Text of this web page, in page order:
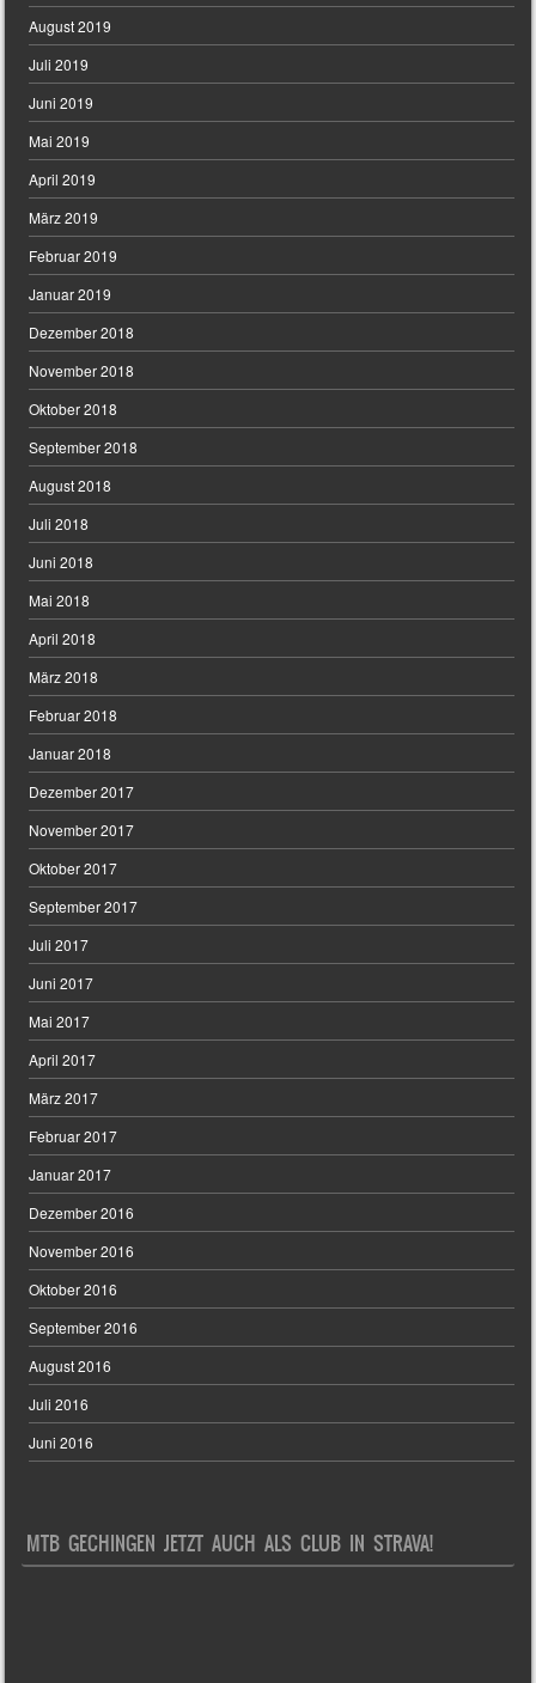
August 2019
Juli 2019
Juni 2019
Mai 2019
April 2019
März 2019
Februar 2019
Januar 2019
Dezember 2018
November 2018
Oktober 2018
September 2018
August 2018
Juli 2018
Juni 2018
Mai 2018
April 2018
März 2018
Februar 2018
Januar 2018
Dezember 2017
November 2017
Oktober 2017
September 2017
Juli 2017
Juni 2017
Mai 2017
April 2017
März 2017
Februar 2017
Januar 2017
Dezember 2016
November 2016
Oktober 2016
September 2016
August 2016
Juli 2016
Juni 2016
MTB GECHINGEN JETZT AUCH ALS CLUB IN STRAVA!